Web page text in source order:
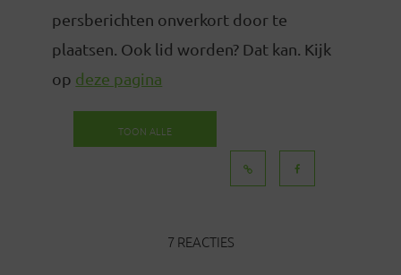
persberichten onverkort door te
plaatsen. Ook lid worden? Dat kan. Kijk
op deze pagina
TOON ALLE
7 REACTIES